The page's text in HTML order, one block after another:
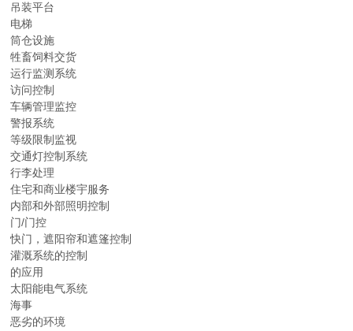
吊装平台
电梯
筒仓设施
牲畜饲料交货
运行监测系统
访问控制
车辆管理监控
警报系统
等级限制监视
交通灯控制系统
行李处理
住宅和商业楼宇服务
内部和外部照明控制
门/门控
快门，遮阳帘和遮篷控制
灌溉系统的控制
的应用
太阳能电气系统
海事
恶劣的环境